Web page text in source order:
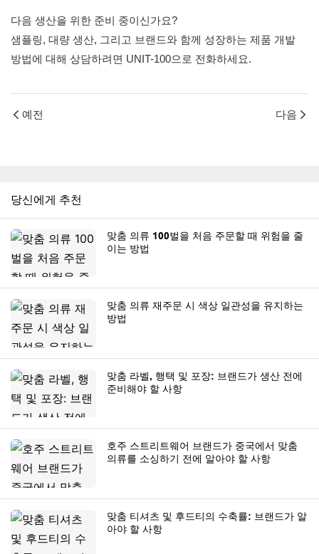
다음 생산을 위한 준비 중이신가요?
샘플링, 대량 생산, 그리고 브랜드와 함께 성장하는 제품 개발
방법에 대해 상담하려면 UNIT-100으로 전화하세요.
예전 다음
당신에게 추천
맞춤 의류 100벌을 처음 주문할 때 위험을 줄
이는 방법
맞춤 의류 재주문 시 색상 일관성을 유지하는
방법
맞춤 라벨, 행택 및 포장: 브랜드가 생산 전에
준비해야 할 사항
호주 스트리트웨어 브랜드가 중국에서 맞춤
의류를 소싱하기 전에 알아야 할 사항
맞춤 티셔츠 및 후드티의 수축률: 브랜드가 알
아야 할 사항